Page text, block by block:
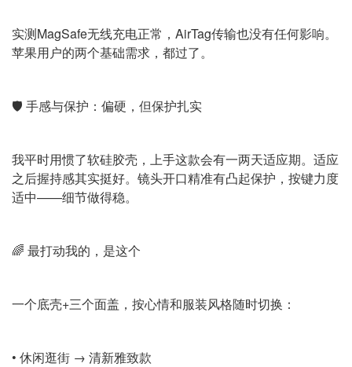
实测MagSafe无线充电正常，AirTag传输也没有任何影响。
苹果用户的两个基础需求，都过了。
🛡️ 手感与保护：偏硬，但保护扎实
我平时用惯了软硅胶壳，上手这款会有一两天适应期。适应
之后握持感其实挺好。镜头开口精准有凸起保护，按键力度
适中——细节做得稳。
🌈 最打动我的，是这个
一个底壳+三个面盖，按心情和服装风格随时切换：
• 休闲逛街 → 清新雅致款